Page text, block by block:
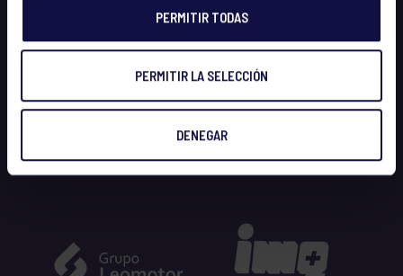
PERMITIR TODAS
PERMITIR LA SELECCIÓN
DENEGAR